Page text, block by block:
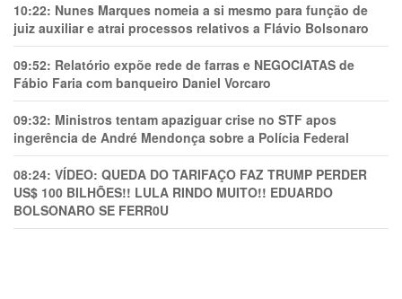
10:22: Nunes Marques nomeia a si mesmo para função de
juiz auxiliar e atrai processos relativos a Flávio Bolsonaro
09:52: Relatório expõe rede de farras e NEGOCIATAS de
Fábio Faria com banqueiro Daniel Vorcaro
09:32: Ministros tentam apaziguar crise no STF apos
ingerência de André Mendonça sobre a Polícia Federal
08:24: VÍDEO: QUEDA DO TARIFAÇO FAZ TRUMP PERDER
US$ 100 BILHÕES!! LULA RINDO MUITO!! EDUARDO
BOLSONARO SE FERR0U